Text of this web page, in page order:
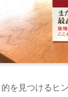
を見つけるヒ